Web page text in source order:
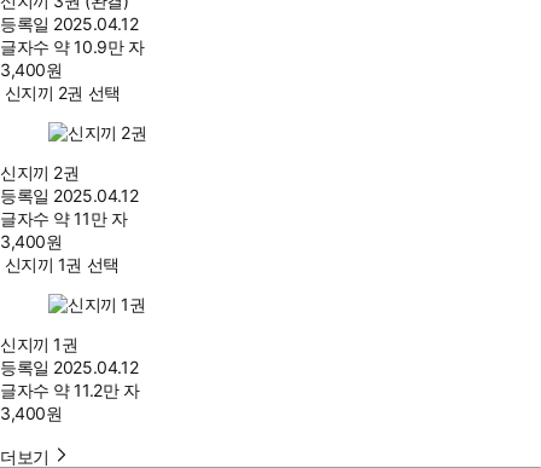
등록일 2025.04.12
글자수 약 10.9만 자
3,400원
신지끼 2권 선택
신지끼 2권
등록일 2025.04.12
글자수 약 11만 자
3,400원
신지끼 1권 선택
신지끼 1권
등록일 2025.04.12
글자수 약 11.2만 자
3,400원
더보기